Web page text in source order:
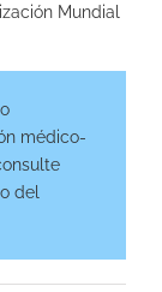
Mundial
médico-
del